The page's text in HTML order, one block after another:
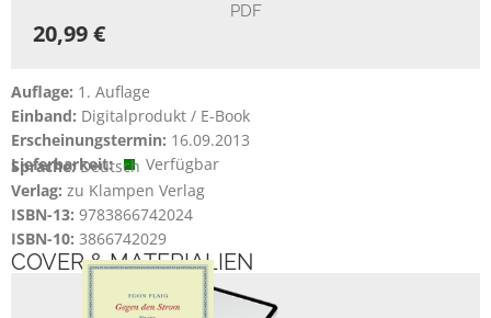
PDF
20,99 €
Auflage: 1. Auflage
Einband: Digitalprodukt / E-Book
Erscheinungstermin: 16.09.2013
Lieferbarkeit:
Verfügbar
Sprache:Deutsch
Verlag: zu Klampen Verlag
ISBN-13: 9783866742024
ISBN-10: 3866742029
COVER & MATERIALIEN